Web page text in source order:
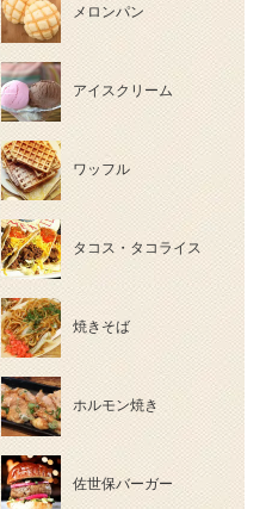
メロンパン
アイスクリーム
ワッフル
タコス・タコライス
焼きそば
ホルモン焼き
佐世保バーガー